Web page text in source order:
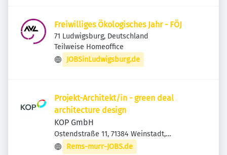
Freiwilliges Ökologisches Jahr - FÖJ
71 Ludwigsburg, Deutschland
Teilweise Homeoffice
JOBSinLudwigsburg.de
Projekt-Architekt/in - green deal
architecture design
KOP GmbH
Ostendstraße 11, 71384 Weinstadt,
Deutschland
Rems-murr-JOBS.de